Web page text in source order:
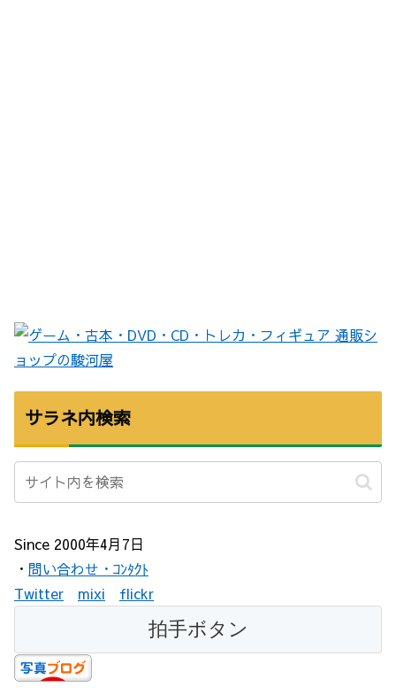
サラネ内検索
Since 2000年4月7日
・ 問い合わせ・ｺﾝﾀｸﾄ
Twitter
mixi flickr